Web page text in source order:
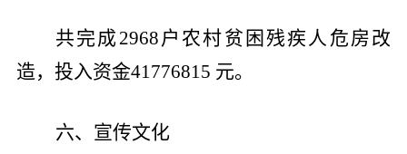
共完成 2968 户农村贫困残疾人危房改
造，投入资金41776815 元。
六、宣传文化